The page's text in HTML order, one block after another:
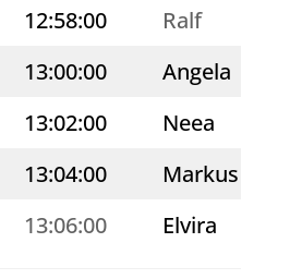
12:58:00
Ralf
13:00:00
Angela
13:02:00
Neea
13:04:00
Markus
13:06:00 Elvira